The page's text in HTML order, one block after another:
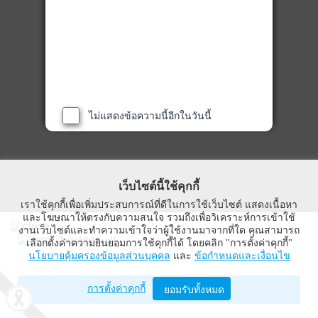
WealthMagik
Wealth Management System Limited
เปิดด้วยแอป WealthMagik
ไม่แสดงข้อความนี้อีกในวันนี้
เว็บไซต์นี้ใช้คุกกี้
เราใช้คุกกี้เพื่อเพิ่มประสบการณ์ที่ดีในการใช้เว็บไซต์ แสดงเนื้อหา
และโฆษณาให้ตรงกับความสนใจ รวมถึงเพื่อวิเคราะห์การเข้าใช้
งานเว็บไซต์และทำความเข้าใจว่าผู้ใช้งานมาจากที่ใด คุณสามารถ
เลือกตั้งค่าความยินยอมการใช้คุกกี้ได้ โดยคลิก "การตั้งค่าคุกกี้"
นโยบายคุ้มครองข้อมูลส่วนบุคคล และ ข้อกำหนดและเงื่อนไข
การตั้งค่าคุกกี้ ยอมรับทั้งหมด